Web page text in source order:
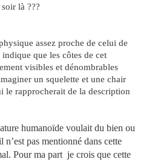
là ???
assez proche de celui de
que les côtes de cet
visibles et dénombrables
un squelette et une chair
le rapprocherait de la description
humanoïde voulait du bien ou
pas mentionné dans cette
Pour ma part je crois que cette